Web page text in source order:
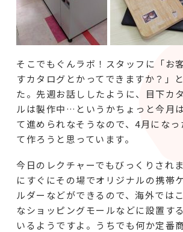
そこでもぐんラボ！スタッフに「お
すカタログとかってできますか？」
た。先週お話ししたように、目下カ
ルは製作中…というかちょっと今月
て進められなそうなので、4月にな
て作ろうと思っています。
今日のレクチャーでもびっくりされ
にすぐにその場でオリジナルの携帯
ルダーなどができるので、海外では
なショッピングモールなどに設置す
いるようですよ。うちでも何か定番